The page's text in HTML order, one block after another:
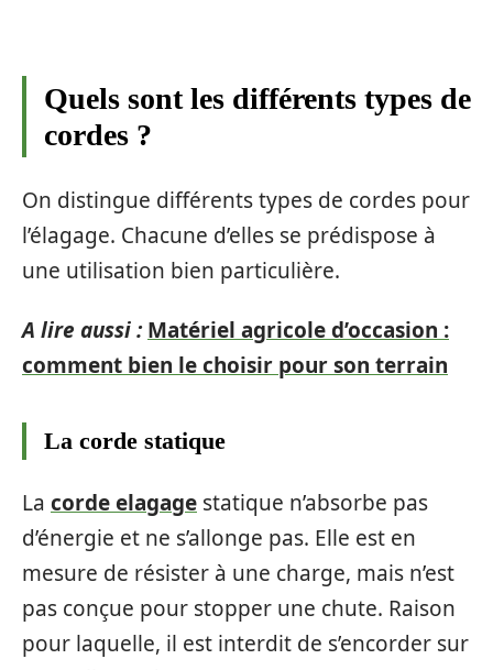
Quels sont les différents types de
cordes ?
On distingue différents types de cordes pour
l’élagage. Chacune d’elles se prédispose à
une utilisation bien particulière.
A lire aussi : Matériel agricole d’occasion :
comment bien le choisir pour son terrain
La corde statique
La corde elagage statique n’absorbe pas
d’énergie et ne s’allonge pas. Elle est en
mesure de résister à une charge, mais n’est
pas conçue pour stopper une chute. Raison
pour laquelle, il est interdit de s’encorder sur